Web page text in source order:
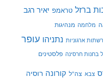
ברזל טראמפ יאיר רגב
מלחמה מנהיגות
ארגוניות נתניהו עופר
בחנות חרסינה פלסטינים
צבא צה"ל קורונה רוסיה